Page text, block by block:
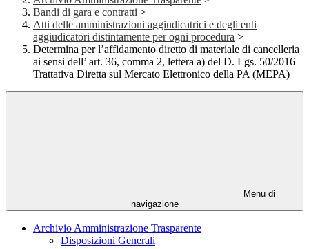
Bandi di gara e contratti >
Atti delle amministrazioni aggiudicatrici e degli enti
aggiudicatori distintamente per ogni procedura >
Determina per l’affidamento diretto di materiale di cancelleria
ai sensi dell’ art. 36, comma 2, lettera a) del D. Lgs. 50/2016 –
Trattativa Diretta sul Mercato Elettronico della PA (MEPA)
Menu di
navigazione
Archivio Amministrazione Trasparente
Disposizioni Generali